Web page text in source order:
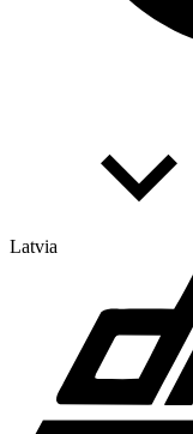
Latvia